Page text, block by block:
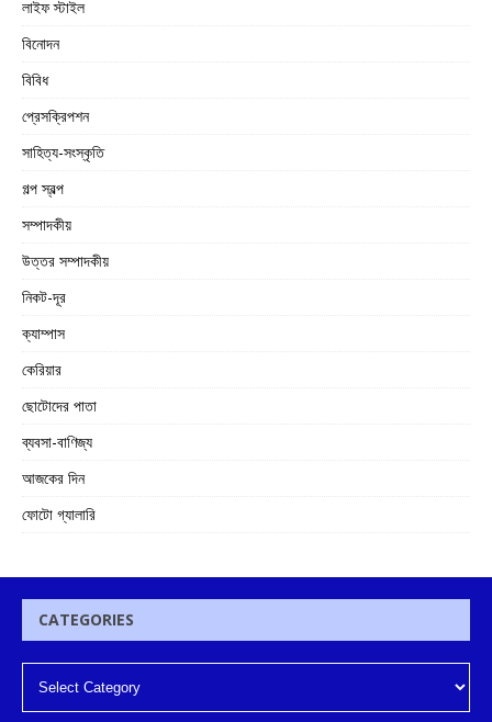
লাইফ স্টাইল
বিনোদন
বিবিধ
প্রেসক্রিপশন
সাহিত্য-সংস্কৃতি
গল্প স্বল্প
সম্পাদকীয়
উত্তর সম্পাদকীয়
নিকট-দূর
ক্যাম্পাস
কেরিয়ার
ছোটোদের পাতা
ব্যবসা-বাণিজ্য
আজকের দিন
ফোটো গ্যালারি
CATEGORIES